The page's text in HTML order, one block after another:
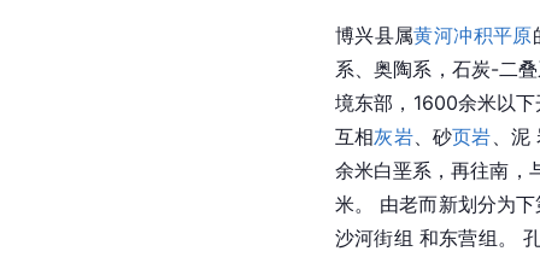
博兴县属黄河冲积平原
系、奥陶系 ，石炭-二
境东部，1600余米以
互相灰岩、砂页岩 、
余米白垩系，再往南，
米。 由老而新划分为
沙河街组 和东营组。